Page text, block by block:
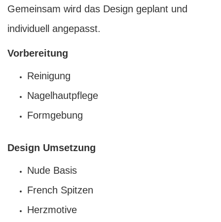
Gemeinsam wird das Design geplant und
individuell angepasst.
Vorbereitung
Reinigung
Nagelhautpflege
Formgebung
Design Umsetzung
Nude Basis
French Spitzen
Herzmotive